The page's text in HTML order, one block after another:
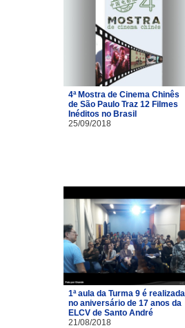
4ª Mostra de Cinema Chinês
de São Paulo Traz 12 Filmes
Inéditos no Brasil
25/09/2018
1ª aula da Turma 9 é realizada
no aniversário de 17 anos da
ELCV de Santo André
21/08/2018